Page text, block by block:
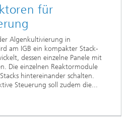
für
Algenkultivierung in
am IGB ein kompakter Stack-
dessen einzelne Panele mit
Die einzelnen Reaktormodule
hintereinander schalten.
Steuerung soll zudem die...